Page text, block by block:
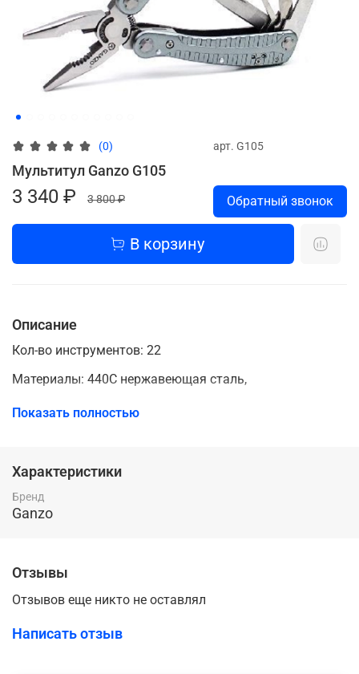
(0) арт. G105
Мультитул Ganzo G105
3 340 ₽ 3 800 ₽ Обратный звонок
В корзину
Описание
Кол-во инструментов: 22
Материалы: 440C нержавеющая сталь,
Вес: 210г
Толщина: 1.8см
компании Ganzo. Большой набор инструментов
полноценного ремонта разнообразной техники. В
Показать полностью
Характеристики
Бренд
Ganzo
Отзывы
Отзывов еще никто не оставлял
Написать отзыв